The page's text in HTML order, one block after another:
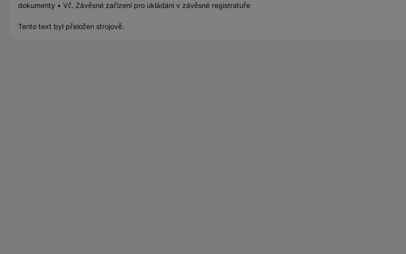
dokumenty • Vč. Závěsné zařízení pro ukládání v závěsné registratuře
Tento text byl přeložen strojově.